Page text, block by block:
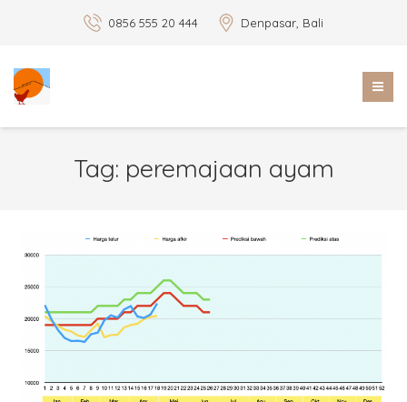
0856 555 20 444 Denpasar, Bali
Tag: peremajaan ayam